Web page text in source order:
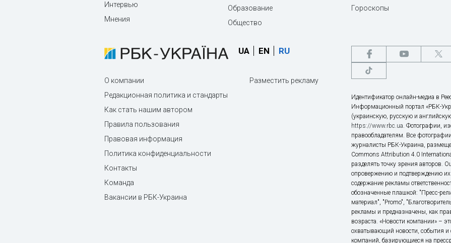
Интервью
Мнения
Образование
Общество
Гороскопы
UA EN RU
О компании
Редакционная политика и стандарты
Как стать нашим автором
Правила пользования
Правовая информация
Политика конфиденциальности
Контакты
Команда
Вакансии в РБК-Украина
Разместить рекламу
Идентификатор онлайн-медиа в
Информационный портал «РБК-
(украинскую, русскую и
https://www.rbc.ua. Фотографии,
правообладателям. Все
журналисты РБК-Украина,
Commons Attribution 4.0
разделять точку зрения авторов.
опровержению и подтверждению их
содержание рекламы
обозначенные плашкой: "Пресс-
материал", "Promo",
рекламы и предназначены, как
возраста. «Новости компании» –
охватывающий новости, события и
компаний, базирующиеся на